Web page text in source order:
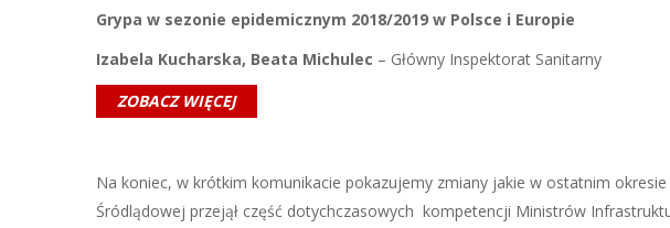
Grypa w sezonie epidemicznym 2018/2019 w Polsce i Europie
Izabela Kucharska, Beata Michulec – Główny Inspektorat Sanitarny
ZOBACZ WIĘCEJ
Na koniec, w krótkim komunikacie pokazujemy zmiany jakie w ostatnim
Śródlądowej przejął część dotychczasowych kompetencji Ministrów